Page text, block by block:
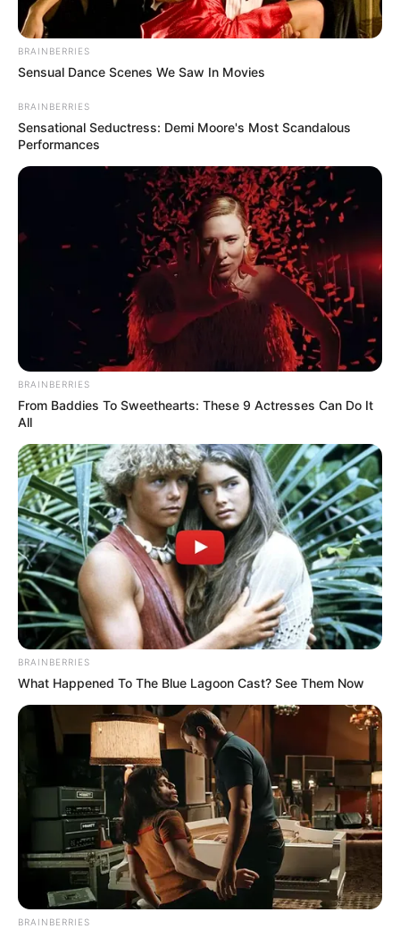
BRAINBERRIES
Sensual Dance Scenes We Saw In Movies
BRAINBERRIES
Sensational Seductress: Demi Moore's Most Scandalous
Performances
BRAINBERRIES
From Baddies To Sweethearts: These 9 Actresses Can Do It
All
BRAINBERRIES
What Happened To The Blue Lagoon Cast? See Them Now
BRAINBERRIES